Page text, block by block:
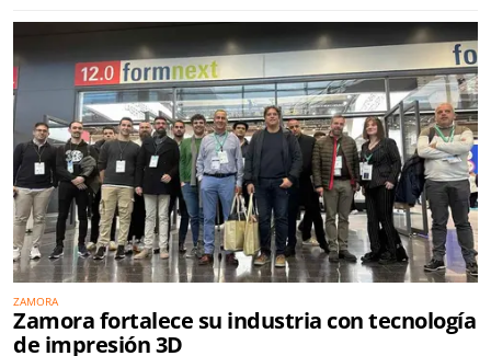
ZAMORA
Zamora fortalece su industria con tecnología
de impresión 3D